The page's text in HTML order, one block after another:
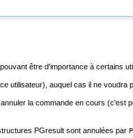
être d'importance à certains
utilisateur), auquel cas il ne voudra
la commande en cours (c'est
PGresult sont annulées par